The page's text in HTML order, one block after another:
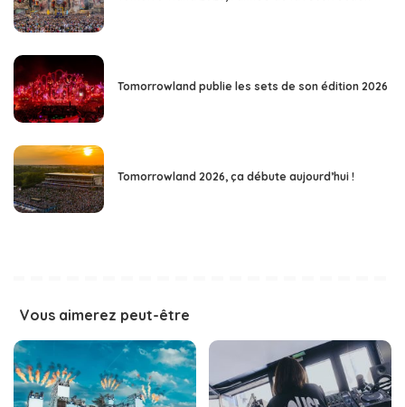
Tomorrowland publie les sets de son édition 2026
Tomorrowland 2026, ça débute aujourd’hui !
Vous aimerez peut-être